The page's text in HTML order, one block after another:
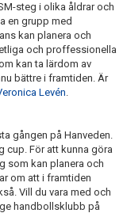
steg i olika åldrar och
en grupp med
kan planera och
och proffessionella
kan ta lärdom av
bättre i framtiden. Är
Levén.
gången på Hanveden.
cup. För att kunna göra
som kan planera och
om att i framtiden
Vill du vara med och
handbollsklubb på